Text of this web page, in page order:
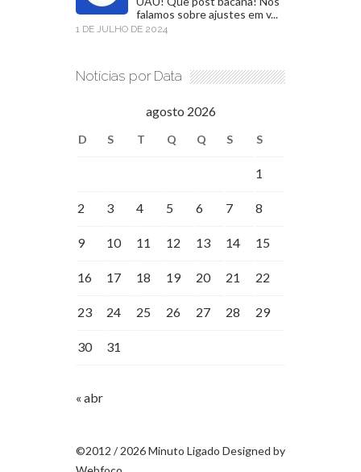
falamos sobre ajustes em v...
1 DE JULHO DE 2024
Notícias por Data
agosto 2026
D S T Q Q S S
1
2 3 4 5 6 7 8
9 10 11 12 13 14 15
16 17 18 19 20 21 22
23 24 25 26 27 28 29
30 31
« abr
©2012 / 2026 Minuto Ligado Designed by